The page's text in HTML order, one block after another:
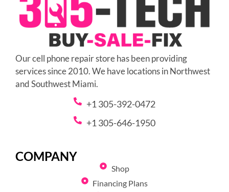
Our cell phone repair store has been providing
services since 2010. We have locations in Northwest
and Southwest Miami.
+1 305-392-0472
+1 305-646-1950
COMPANY
Shop
Financing Plans